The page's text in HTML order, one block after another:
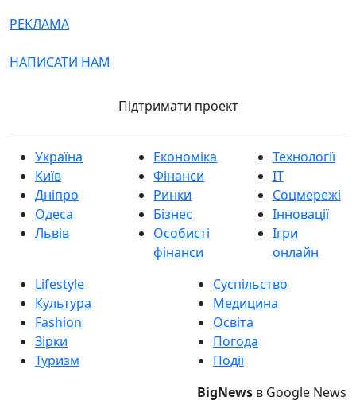
РЕКЛАМА
НАПИСАТИ НАМ
Підтримати проект
Україна
Київ
Дніпро
Одеса
Львів
Економіка
Фінанси
Ринки
Бізнес
Особисті
фінанси
Технології
IT
Соцмережі
Інновації
Ігри
онлайн
Lifestyle
Культура
Fashion
Зірки
Туризм
Суспільство
Медицина
Освіта
Погода
Події
BigNews в Google News